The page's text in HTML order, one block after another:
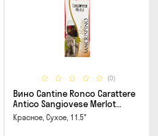
(0)
Вино Cantine Ronco Carattere
Antico Sangiovese Merlot
Rubicone IGT 0.25л
Красное, Сухое, 11.5°